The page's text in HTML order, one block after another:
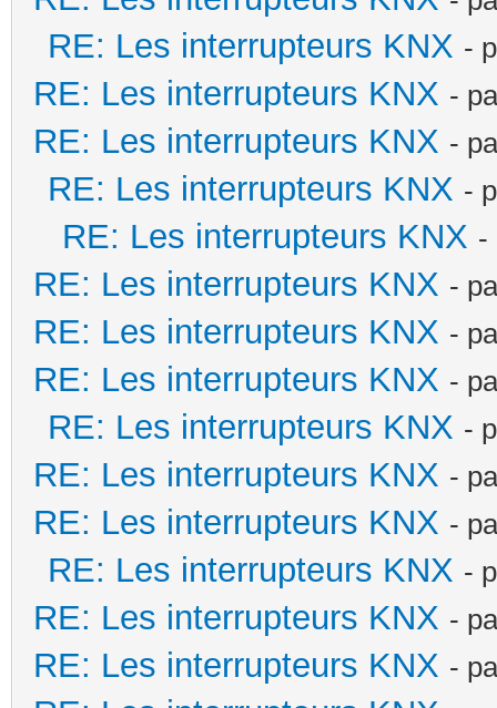
RE: Les interrupteurs KNX -
RE: Les interrupteurs KNX -
RE: Les interrupteurs KNX -
RE: Les interrupteurs KNX -
RE: Les interrupteurs KNX -
RE: Les interrupteurs KNX -
RE: Les interrupteurs KNX -
RE: Les interrupteurs KNX -
RE: Les interrupteurs KNX -
RE: Les interrupteurs KNX -
RE: Les interrupteurs KNX -
RE: Les interrupteurs KNX -
RE: Les interrupteurs KNX -
RE: Les interrupteurs KNX -